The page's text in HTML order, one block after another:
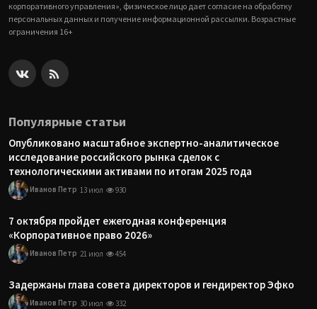
корпоративного управления», физическое лицо дает согласие на обработку
персональных данных и получение информационной рассылки. Возрастные
ограничения 16+
Популярные статьи
Опубликовано масштабное экспертно-аналитическое
исследование российского рынка сделок с
технологическими активами по итогам 2025 года
Иванов Петр 13 июл 930
7 октября пройдет ежегодная конференция
«Корпоративное право 2026»
Иванов Петр 21 июл 454
Задержаны глава совета директоров и гендиректор Эфко
Иванов Петр 30 июл 332